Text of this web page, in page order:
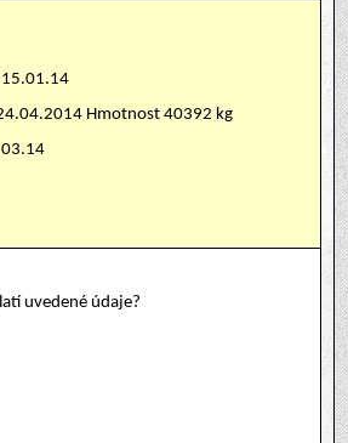
15.01.14
Hmotnost 40392 kg
03.14
uvedené údaje?